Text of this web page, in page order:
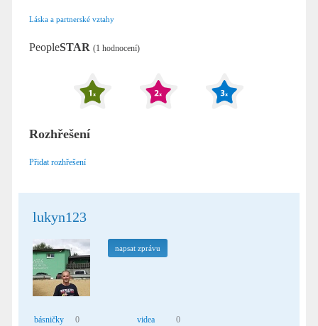
Láska a partnerské vztahy
PeopleSTAR (1 hodnocení)
Rozhřešení
Přidat rozhřešení
lukyn123
napsat zprávu
básničky
0
videa
0